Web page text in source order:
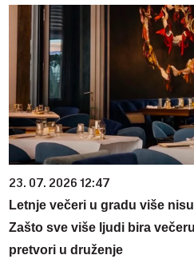
23. 07. 2026 12:47
Letnje večeri u gradu više
Zašto sve više ljudi bira
pretvori u druženje